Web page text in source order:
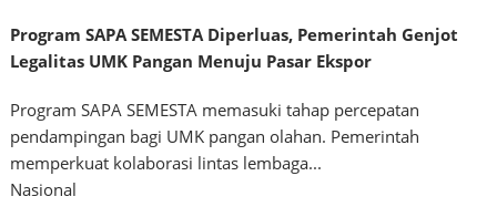
Program SAPA SEMESTA Diperluas, Pemerintah Genjot
Legalitas UMK Pangan Menuju Pasar Ekspor
Program SAPA SEMESTA memasuki tahap percepatan
pendampingan bagi UMK pangan olahan. Pemerintah
memperkuat kolaborasi lintas lembaga...
Nasional